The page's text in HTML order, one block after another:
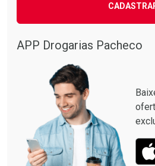
Comprar sem Desconto
Comprar sem Desconto
APP Drogarias Pacheco